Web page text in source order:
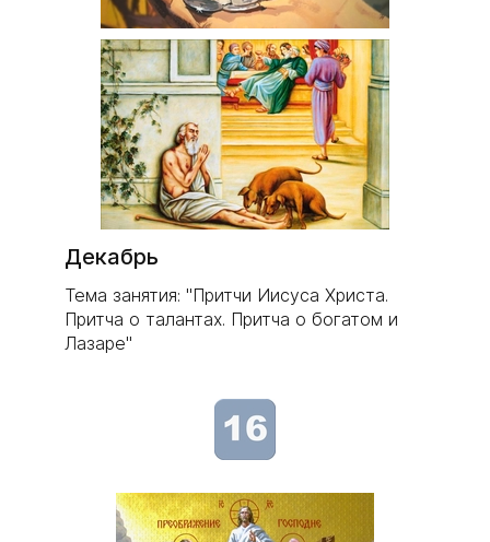
Декабрь
Тема занятия: "Притчи Иисуса Христа.
Притча о талантах. Притча о богатом и
Лазаре"